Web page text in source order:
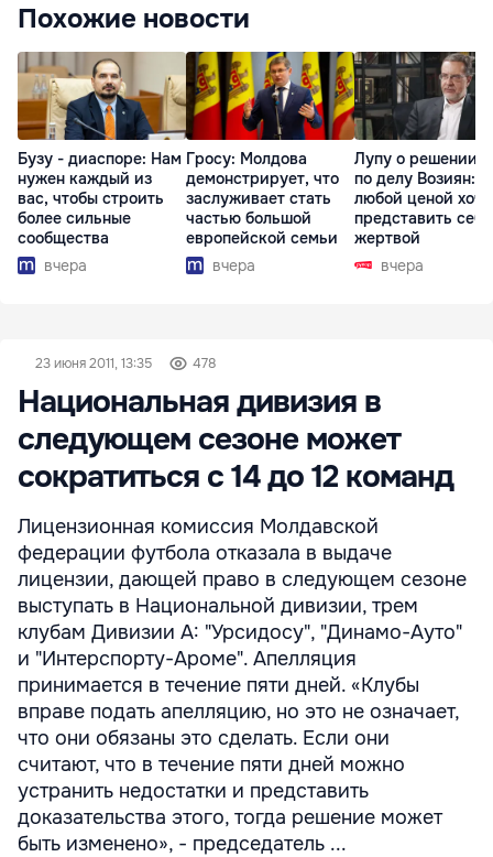
Похожие новости
Бузу - диаспоре: Нам
нужен каждый из
вас, чтобы строить
более сильные
сообщества
вчера
Гросу: Молдова
демонстрирует, что
заслуживает стать
частью большой
европейской семьи
вчера
Лупу о решении
по делу Возиян:
любой ценой
представить себя
жертвой
вчера
23 июня 2011, 13:35 478
Национальная дивизия в
следующем сезоне может
сократиться с 14 до 12 команд
Лицензионная комиссия Молдавской
федерации футбола отказала в выдаче
лицензии, дающей право в следующем сезоне
выступать в Национальной дивизии, трем
клубам Дивизии А: "Урсидосу", "Динамо-Ауто"
и "Интерспорту-Ароме". Апелляция
принимается в течение пяти дней. «Клубы
вправе подать апелляцию, но это не означает,
что они обязаны это сделать. Если они
считают, что в течение пяти дней можно
устранить недостатки и представить
доказательства этого, тогда решение может
быть изменено», - председатель ...